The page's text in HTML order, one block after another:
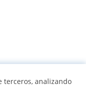
terceros, analizando